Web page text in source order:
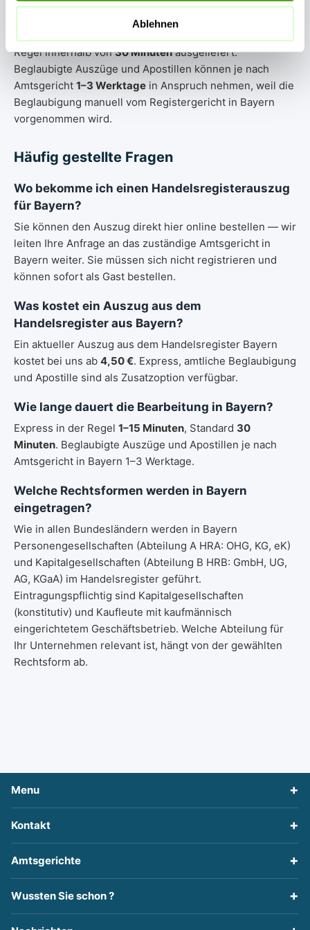
Ablehnen
1–15 Minutenbearbeitet und per E-Mail als
Regel innerhalb von30 Minutenausgeliefert.
Beglaubigte Auszüge und Apostillen können je nach
Amtsgericht 1–3 Werktage in Anspruch nehmen, weil die
Beglaubigung manuell vom Registergericht in Bayern
vorgenommen wird.
Häufig gestellte Fragen
Wo bekomme ich einen Handelsregisterauszug
für Bayern?
Sie können den Auszug direkt hier online bestellen — wir
leiten Ihre Anfrage an das zuständige Amtsgericht in
Bayern weiter. Sie müssen sich nicht registrieren und
können sofort als Gast bestellen.
Was kostet ein Auszug aus dem
Handelsregister aus Bayern?
Ein aktueller Auszug aus dem Handelsregister Bayern
kostet bei uns ab 4,50 €. Express, amtliche Beglaubigung
und Apostille sind als Zusatzoption verfügbar.
Wie lange dauert die Bearbeitung in Bayern?
Express in der Regel 1–15 Minuten, Standard 30
Minuten. Beglaubigte Auszüge und Apostillen je nach
Amtsgericht in Bayern 1–3 Werktage.
Welche Rechtsformen werden in Bayern
eingetragen?
Wie in allen Bundesländern werden in Bayern
Personengesellschaften (Abteilung A HRA: OHG, KG, eK)
und Kapitalgesellschaften (Abteilung B HRB: GmbH, UG,
AG, KGaA) im Handelsregister geführt.
Eintragungspflichtig sind Kapitalgesellschaften
(konstitutiv) und Kaufleute mit kaufmännisch
eingerichtetem Geschäftsbetrieb. Welche Abteilung für
Ihr Unternehmen relevant ist, hängt von der gewählten
Rechtsform ab.
Menu
Kontakt
Amtsgerichte
Wussten Sie schon ?